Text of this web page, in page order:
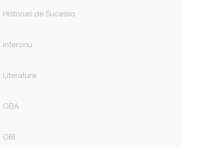
Histórias de Sucesso
interonu
Literatura
OBA
OBI